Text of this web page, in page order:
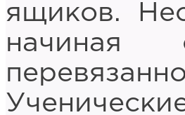
ящиков.